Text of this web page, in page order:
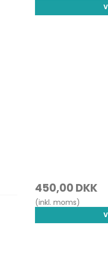
450,00 DKK
(inkl. moms)